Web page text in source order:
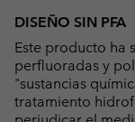
DISEÑO SIN PFA
Este producto ha
perfluoradas y
"sustancias
tratamiento